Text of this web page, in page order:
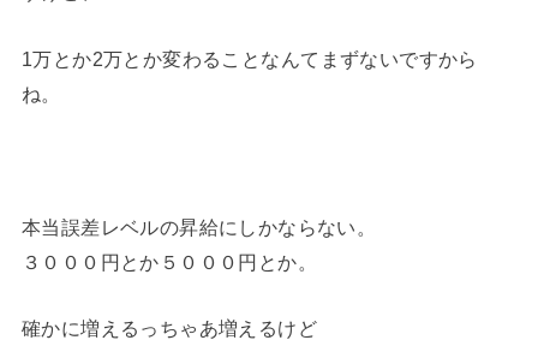
1万とか2万とか変わることなんてまずないですから
ね。
本当誤差レベルの昇給にしかならない。
３０００ 円とか ５０００ 円とか。
確かに増えるっちゃあ増えるけど